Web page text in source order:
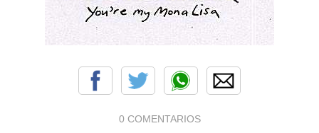
0 COMENTARIOS